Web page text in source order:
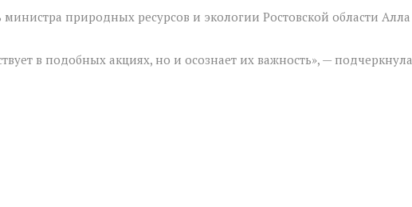
министра природных ресурсов и экологии Ростовской области Алла
в подобных акциях, но и осознает их важность», — подчеркнула